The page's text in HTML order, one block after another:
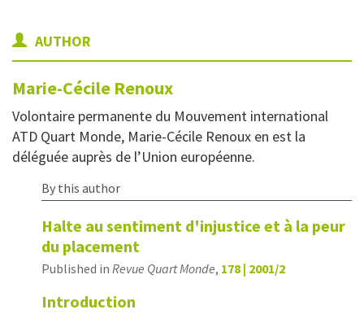
AUTHOR
Marie-Cécile Renoux
Volontaire permanente du Mouvement international
ATD Quart Monde, Marie-Cécile Renoux en est la
déléguée auprès de l’Union européenne.
By this author
Halte au sentiment d'injustice et à la peur
du placement
Published in Revue Quart Monde, 178 | 2001/2
Introduction